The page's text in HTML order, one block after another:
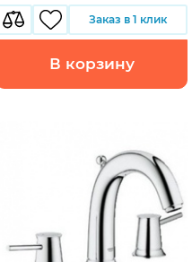
Заказ в 1 клик
В корзину